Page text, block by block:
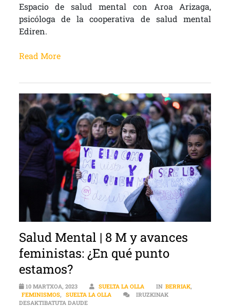
Espacio de salud mental con Aroa Arizaga,
psicóloga de la cooperativa de salud mental
Ediren.
Read More
Salud Mental | 8 M y avances
feministas: ¿En qué punto
estamos?
10 MARTXOA, 2023 SUELTA LA OLLA IN BERRIAK,
FEMINISMOS, SUELTA LA OLLA
IRUZKINAK
DESAKTIBATUTA DAUDESALUD MENTAL | 8 M Y AVANCES FEMINISTAS: